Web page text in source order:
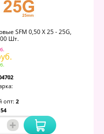
SFM 0,50 Х 25 - 25G,
Шт.
опт: 2
+